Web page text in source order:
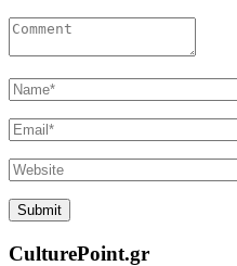
CulturePoint.gr